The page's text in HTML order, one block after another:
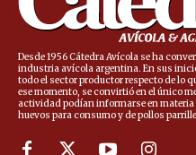
Desde 1956 Cátedra Avícola se ha
industria avícola argentina. En sus
todo el sector productor respecto de lo
ese momento, se convirtió en el único
actividad podían informarse en
huevos para consumo y de pollos